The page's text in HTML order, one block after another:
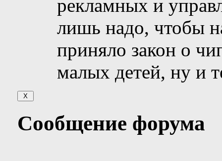
рекламных и
лишь надо, чтобы
приняло закон о
малых детей, ну и
Сообщение форума